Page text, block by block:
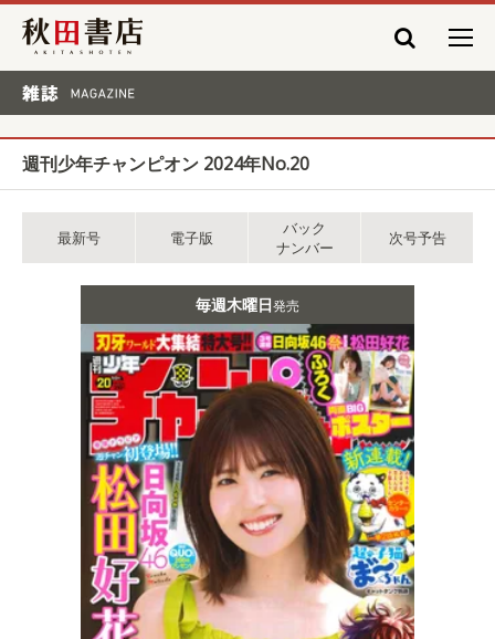
秋田書店
週刊少年チャンピオン 2024年No.20
最新号 電子版
バック
ナンバー
次号予告
毎週木曜日発売